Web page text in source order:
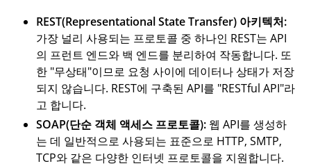
REST(Representational State Transfer) 아키텍처:
가장 널리 사용되는 프로토콜 중 하나인 REST는 API
의 프런트 엔드와 백 엔드를 분리하여 작동합니다. 또
한 "무상태"이므로 요청 사이에 데이터나 상태가 저장
되지 않습니다. REST에 구축된 API를 "RESTful API"라
고 합니다.
SOAP(단순 객체 액세스 프로토콜): 웹 API를 생성하
는 데 일반적으로 사용되는 표준으로 HTTP, SMTP,
TCP와 같은 다양한 인터넷 프로토콜을 지원합니다.